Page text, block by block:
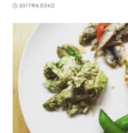
2017年6月24日